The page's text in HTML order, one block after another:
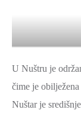
U Nuštru je
čime je
Nuštar je